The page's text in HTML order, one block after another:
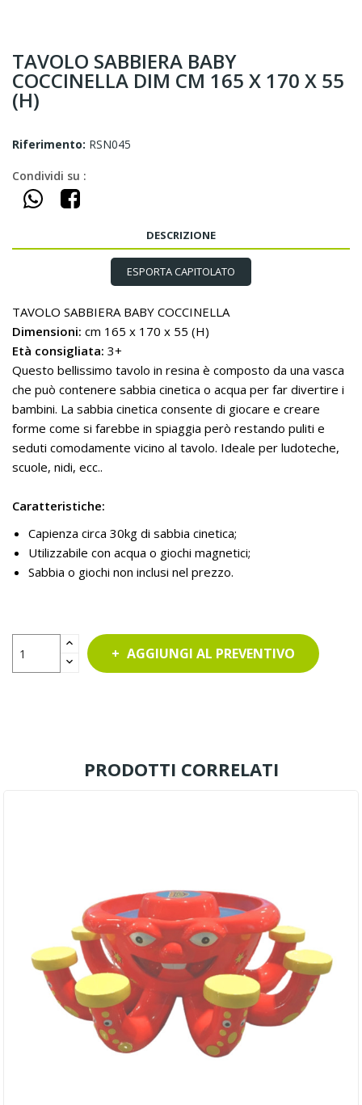
TAVOLO SABBIERA BABY
COCCINELLA DIM CM 165 X 170 X 55
(H)
Riferimento: RSN045
Condividi su :
DESCRIZIONE
ESPORTA CAPITOLATO
TAVOLO SABBIERA BABY COCCINELLA
Dimensioni: cm 165 x 170 x 55 (H)
Età consigliata: 3+
Questo bellissimo tavolo in resina è composto da una vasca
che può contenere sabbia cinetica o acqua per far divertire i
bambini. La sabbia cinetica consente di giocare e creare
forme come si farebbe in spiaggia però restando puliti e
seduti comodamente vicino al tavolo. Ideale per ludoteche,
scuole, nidi, ecc..
Caratteristiche:
Capienza circa 30kg di sabbia cinetica;
Utilizzabile con acqua o giochi magnetici;
Sabbia o giochi non inclusi nel prezzo.
AGGIUNGI AL PREVENTIVO
PRODOTTI CORRELATI